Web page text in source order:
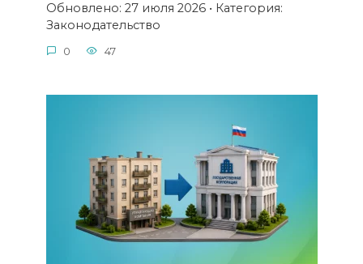
Обновлено: 27 июля 2026 • Категория:
Законодательство
0 47